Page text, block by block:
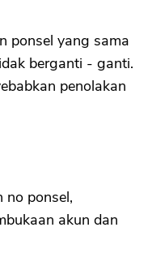
ponsel yang sama
berganti - ganti.
penolakan
no ponsel,
akun dan